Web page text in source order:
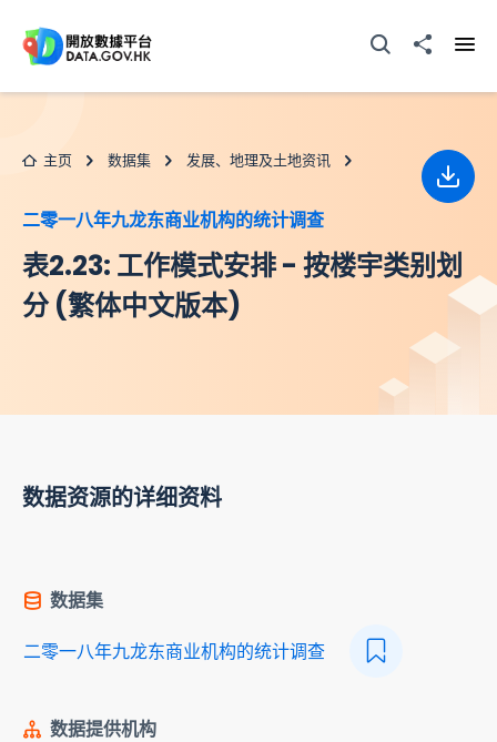
打开搜寻器分享至
主页 数据集 发展、地理及土地资讯
二零一八年九龙东商业机构的统计调查
表2.23: 工作模式安排 - 按楼宇类别划
分 (繁体中文版本)
下载
数据资源的详细资料
数据集
二零一八年九龙东商业机构的统计调查
数据提供机构